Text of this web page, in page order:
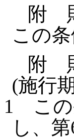
附
この
附
(施行
1 こ
し、